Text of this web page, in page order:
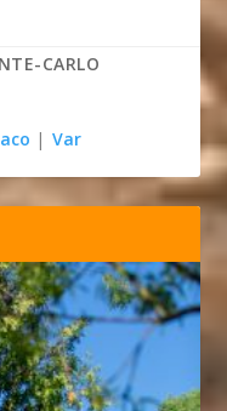
CARLO
| Var